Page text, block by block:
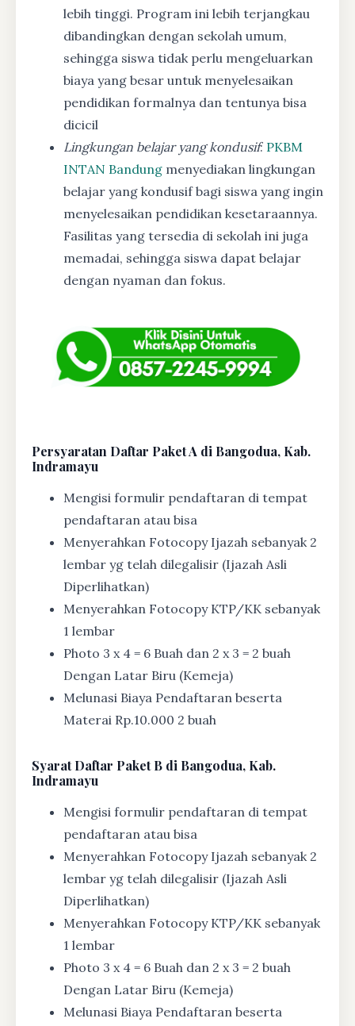
lebih tinggi. Program ini lebih terjangkau
dibandingkan dengan sekolah umum,
sehingga siswa tidak perlu mengeluarkan
biaya yang besar untuk menyelesaikan
pendidikan formalnya dan tentunya bisa
dicicil
Lingkungan belajar yang kondusif: PKBM
INTAN Bandung menyediakan lingkungan
belajar yang kondusif bagi siswa yang ingin
menyelesaikan pendidikan kesetaraannya.
Fasilitas yang tersedia di sekolah ini juga
memadai, sehingga siswa dapat belajar
dengan nyaman dan fokus.
Persyaratan Daftar Paket A di Bangodua, Kab.
Indramayu
Mengisi formulir pendaftaran di tempat
pendaftaran atau bisa
Menyerahkan Fotocopy Ijazah sebanyak 2
lembar yg telah dilegalisir (Ijazah Asli
Diperlihatkan)
Menyerahkan Fotocopy KTP/KK sebanyak
1 lembar
Photo 3 x 4 = 6 Buah dan 2 x 3 = 2 buah
Dengan Latar Biru (Kemeja)
Melunasi Biaya Pendaftaran beserta
Materai Rp.10.000 2 buah
SyaratDaftar Paket B di Bangodua, Kab.
Indramayu
Mengisi formulir pendaftaran di tempat
pendaftaran atau bisa
Menyerahkan Fotocopy Ijazah sebanyak 2
lembar yg telah dilegalisir (Ijazah Asli
Diperlihatkan)
Menyerahkan Fotocopy KTP/KK sebanyak
1 lembar
Photo 3 x 4 = 6 Buah dan 2 x 3 = 2 buah
Dengan Latar Biru (Kemeja)
Melunasi Biaya Pendaftaran beserta